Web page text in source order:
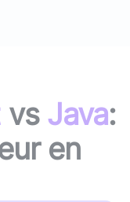
vs Java:
en